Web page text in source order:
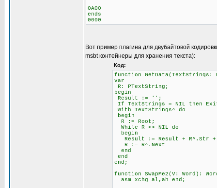
0A00
ends
0000
Вот пример плагина для двубайтовой
msbt контейнеры для хранения текста):
Код:
function
var
R: PTextString;
begin
Result := '';
If TextStrings = NIL then
With TextStrings^ do
begin
R := Root;
While R <> NIL do
begin
Result := Result + R^.Str +
R := R^.Next
end
end
end;
function SwapMe2(V: Word):
asm xchg al,ah end;